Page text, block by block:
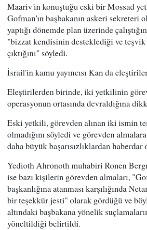
Maariv'in konuştuğu eski bir Mossad
Gofman'ın başbakanın askeri sekreteri
yaptığı dönemde plan üzerinde
"bizzat kendisinin desteklediği ve
çıktığını" söyledi.
İsrail'in kamu yayıncısı Kan da
Eleştirilerden birinde, iki yetkilinin
operasyonun ortasında devraldığına
Eski yetkili, görevden alınan iki ismin
olmadığını söyledi ve görevden
daha büyük başarısızlıklardan
Yedioth Ahronoth muhabiri Ronen
ise bazı kişilerin görevden almaları,
başkanlığına atanması karşılığında
bir teşekkür jesti" olarak gördüğü ve
altındaki başbakana yönelik
yöneltildiği belirtildi.